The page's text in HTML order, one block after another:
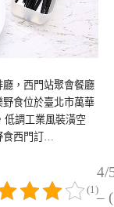
，西門站聚會餐廳
食位於臺北市萬華
低調工業風裝潢空
西門訂…
4/
–
(1)